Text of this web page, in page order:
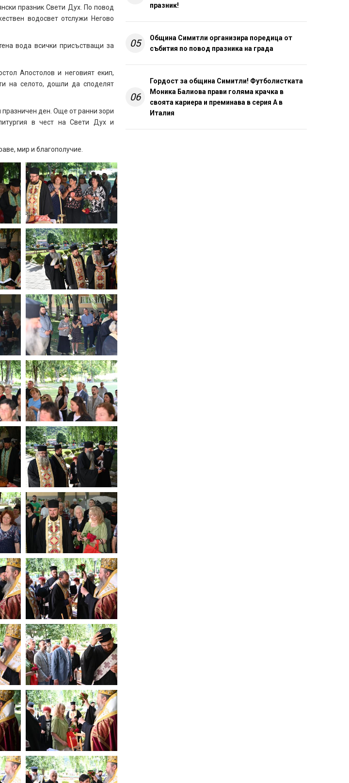
празник Свети Дух. По повод
водосвет отслужи Негово
вода всички присъстващи за
Апостолов и неговият екип,
на селото, дошли да споделят
ден. Още от ранни зори
в чест на Свети Дух и
мир и благополучие.
празник!
05
Община Симитли организира поредица от
събития по повод празника на града
06
Гордост за община Симитли! Футболистката
Моника Балиова прави голяма крачка в
своята кариера и преминава в серия А в
Италия